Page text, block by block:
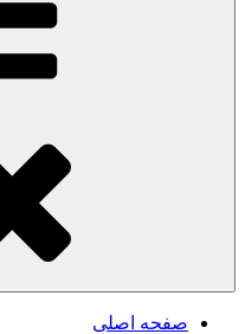
صفحه اصلی